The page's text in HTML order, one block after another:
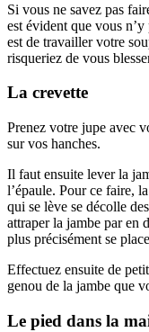
Si vous ne savez pas
est évident que vous
est de travailler votre
risqueriez de vous
La crevette
Prenez votre jupe avec
sur vos hanches.
Il faut ensuite lever la
l’épaule. Pour ce faire,
qui se lève se décolle
attraper la jambe par en
plus précisément se
Effectuez ensuite de
genou de la jambe que
Le pied dans la